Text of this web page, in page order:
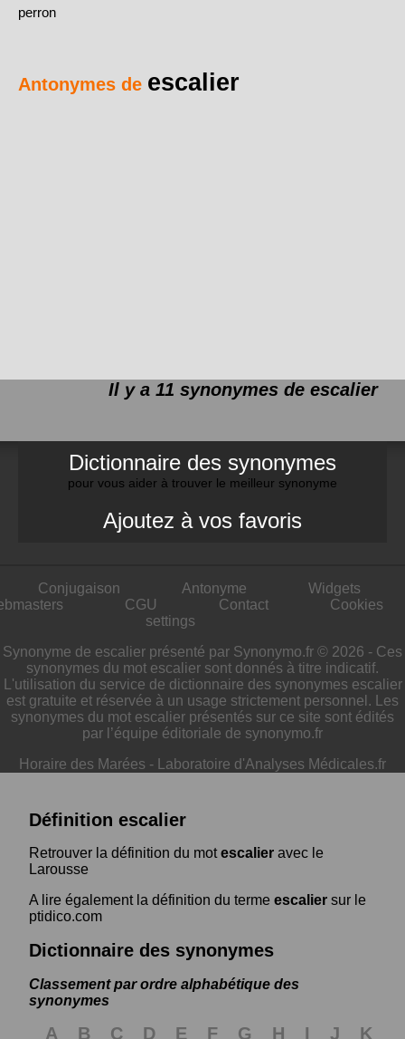
perron
Antonymes de escalier
Il y a 11 synonymes de escalier
Dictionnaire des synonymes
pour vous aider à trouver le meilleur synonyme
Ajoutez à vos favoris
Conjugaison Antonyme
Widgets
CGU Contact
Cookies
settings
Synonyme de escalier présenté par Synonymo.fr © 2026 - Ces
synonymes du mot escalier sont donnés à titre indicatif.
L'utilisation du service de dictionnaire des synonymes escalier
est gratuite et réservée à un usage strictement personnel. Les
synonymes du mot escalier présentés sur ce site sont édités
par l’équipe éditoriale de synonymo.fr
Horaire des Marées - Laboratoire d'Analyses Médicales.fr
Définition escalier
Retrouver la définition du motescalier avec le
Larousse
A lire également la définition du terme escalier sur le
ptidico.com
Dictionnaire des synonymes
Classement par ordre alphabétique des
synonymes
A B C D E F G H I J K